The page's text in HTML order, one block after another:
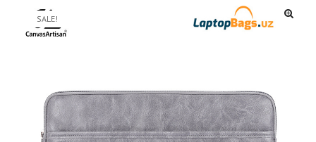
SALE!